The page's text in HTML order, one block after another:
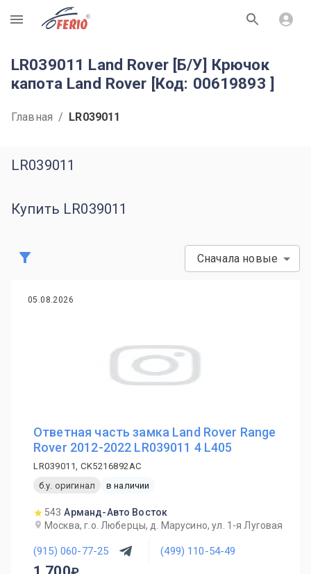
R
LR039011 Land Rover [Б/У] Крючок
капота Land Rover [Код: 00619893 ]
Главная / LR039011
LR039011
Купить LR039011
Сначала новые
05.08.2026
Ответная часть замка Land Rover Range
Rover 2012-2022 LR039011 4 L405
LR039011, CK5216892AC
б.у. оригинал
в наличии
543 Арманд-Авто Восток
Москва, г.о. Люберцы, д. Марусино, ул. 1-я Луговая
(915) 060-77-25 (499) 110-54-49